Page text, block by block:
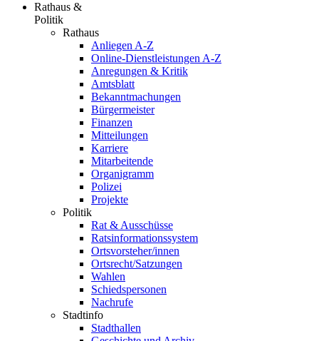
Rathaus &
Politik
Rathaus
Anliegen A-Z
Online-Dienstleistungen A-Z
Anregungen & Kritik
Amtsblatt
Bekanntmachungen
Bürgermeister
Finanzen
Mitteilungen
Karriere
Mitarbeitende
Organigramm
Polizei
Projekte
Politik
Rat & Ausschüsse
Ratsinformationssystem
Ortsvorsteher/innen
Ortsrecht/Satzungen
Wahlen
Schiedspersonen
Nachrufe
Stadtinfo
Stadthallen